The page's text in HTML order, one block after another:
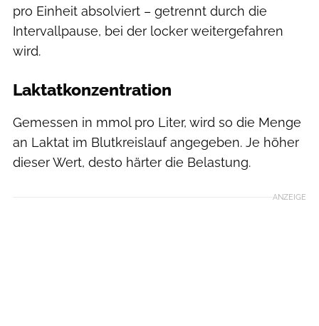
pro Einheit absolviert – getrennt durch die
Intervallpause, bei der locker weitergefahren
wird.
Laktatkonzentration
Gemessen in mmol pro Liter, wird so die Menge
an Laktat im Blutkreislauf angegeben. Je höher
dieser Wert, desto härter die Belastung.
ANZEIGE